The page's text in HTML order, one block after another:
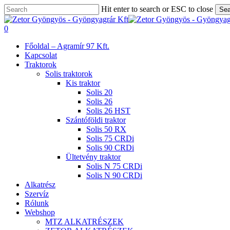
Skip
to
main
Hit enter to search or ESC to close
Close
Search
search
0
Főoldal – Agramír 97 Kft.
Kapcsolat
Traktorok
Solis traktorok
Kis traktor
Solis 20
Solis 26
Solis 26 HST
Szántóföldi traktor
Solis 50 RX
Solis 75 CRDi
Solis 90 CRDi
Ültetvény traktor
Solis N 75 CRDi
Solis N 90 CRDi
Alkatrész
Szervíz
Rólunk
Webshop
MTZ ALKATRÉSZEK